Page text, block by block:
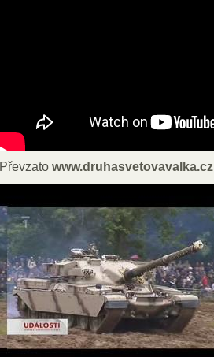
Převzato www.druhasvetovavalka.cz